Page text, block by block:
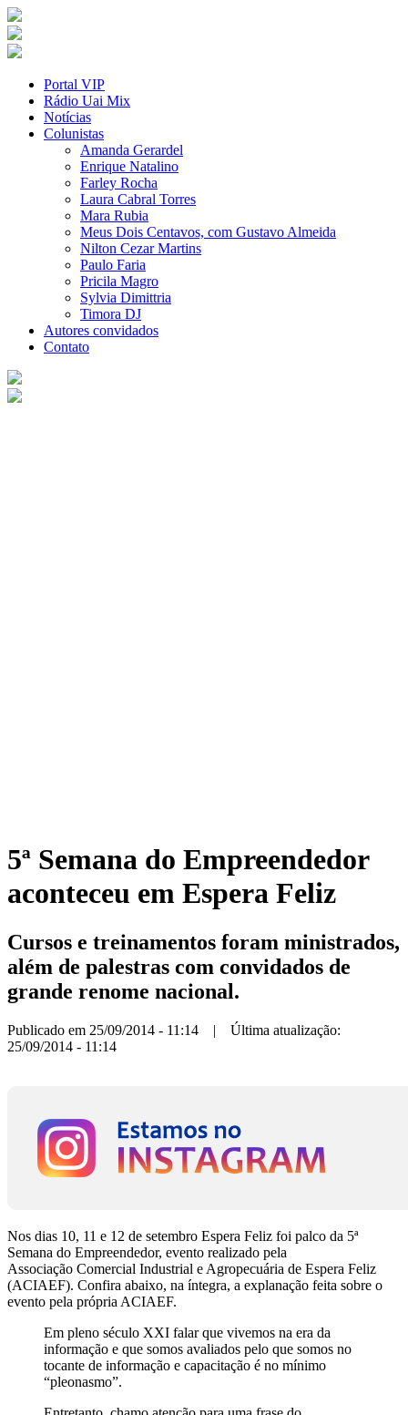
Portal VIP
Rádio Uai Mix
Notícias
Colunistas
Amanda Gerardel
Enrique Natalino
Farley Rocha
Laura Cabral Torres
Mara Rubia
Meus Dois Centavos, com Gustavo Almeida
Nilton Cezar Martins
Paulo Faria
Pricila Magro
Sylvia Dimittria
Timora DJ
Autores convidados
Contato
5ª Semana do Empreendedor
aconteceu em Espera Feliz
Cursos e treinamentos foram ministrados,
além de palestras com convidados de
grande renome nacional.
Publicado em 25/09/2014 - 11:14 | Última atualização:
25/09/2014 - 11:14
Nos dias 10, 11 e 12 de setembro Espera Feliz foi palco da 5ª
Semana do Empreendedor, evento realizado pela
Associação Comercial Industrial e Agropecuária de Espera Feliz
(ACIAEF). Confira abaixo, na íntegra, a explanação feita sobre o
evento pela própria ACIAEF.
Em pleno século XXI falar que vivemos na era da
informação e que somos avaliados pelo que somos no
tocante de informação e capacitação é no mínimo
“pleonasmo”.